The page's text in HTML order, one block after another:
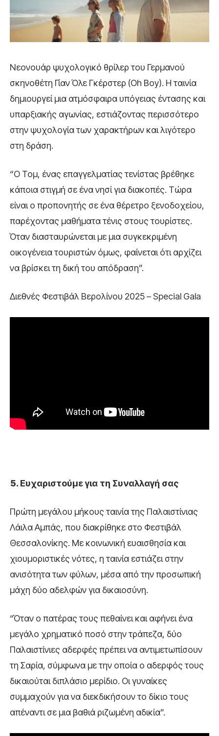
Νεονουάρ ψυχολογικό θρίλερ του Γερμανού
σκηνοθέτη Γίαν Όλε Γκέρστερ (Oh Boy). Η ταινία
δημιουργεί μια ατμόσφαιρα υπόγειας έντασης και
υπαρξιακής αγωνίας, εστιάζοντας περισσότερο
στην ψυχολογία των χαρακτήρων και λιγότερο
στη δράση.
“Ο Τομ, ένας επαγγελματίας τενίστας βρέθηκε
κάποια στιγμή σε ένα νησί για διακοπές. Τώρα
είναι ο προπονητής σε ένα θέρετρο ξενοδοχείου,
παρέχοντας μαθήματα τένις στους τουρίστες.
Όταν διασταυρώνεται με μια συγκεκριμένη
οικογένεια τουριστών όμως, φαίνεται ότι αρχίζει
να βρίσκει τη δική του απόδραση”.
Διεθνές Φεστιβάλ Βερολίνου 2025 – Special Gala
Ευχαριστούμε για τη Συναλλαγή σας
Πρώτη μεγάλου μήκους ταινία της Παλαιστίνιας
Λάιλα Αμπάς, που διακρίθηκε στο Φεστιβάλ
Θεσσαλονίκης. Με κοινωνική ευαισθησία και
χιουμοριστικές νότες, η ταινία εστιάζει στην
ανισότητα των φύλων, μέσα από την προσωπική
μάχη δύο αδελφών για δικαιοσύνη.
“Όταν ο πατέρας τους πεθαίνει και αφήνει ένα
μεγάλο χρηματικό ποσό στην τράπεζα, δύο
Παλαιστίνιες αδερφές πρέπει να αντιμετωπίσουν
τη Σαρία, σύμφωνα με την οποία ο αδερφός τους
δικαιούται διπλάσιο μερίδιο. Οι γυναίκες
συμμαχούν για να διεκδικήσουν το δίκιο τους
απέναντι σε μια βαθιά ριζωμένη αδικία”.